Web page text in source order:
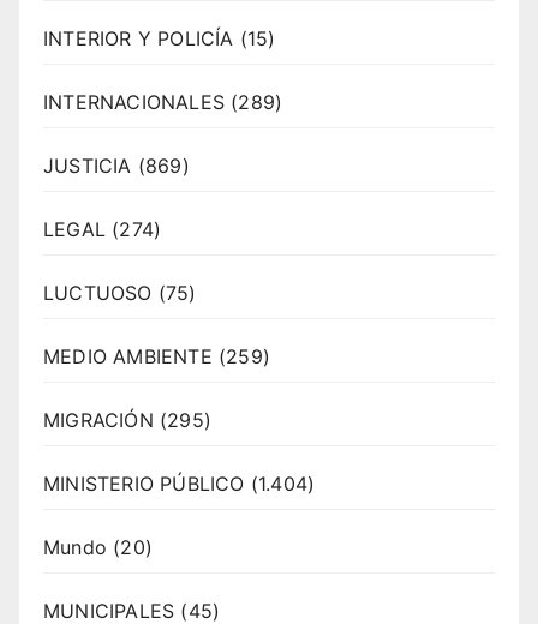
INTERIOR Y POLICÍA (15)
INTERNACIONALES (289)
JUSTICIA (869)
LEGAL (274)
LUCTUOSO (75)
MEDIO AMBIENTE (259)
MIGRACIÓN (295)
MINISTERIO PÚBLICO (1.404)
Mundo (20)
MUNICIPALES (45)